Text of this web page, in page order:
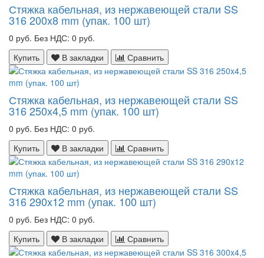
Стяжка кабельная, из нержавеющей стали SS
316 200x8 mm (упак. 100 шт)
0 руб. Без НДС: 0 руб.
Купить
В закладки Сравнить
Стяжка кабельная, из нержавеющей стали SS
316 250x4,5 mm (упак. 100 шт)
0 руб. Без НДС: 0 руб.
Купить
В закладки Сравнить
Стяжка кабельная, из нержавеющей стали SS
316 290x12 mm (упак. 100 шт)
0 руб. Без НДС: 0 руб.
Купить
В закладки Сравнить